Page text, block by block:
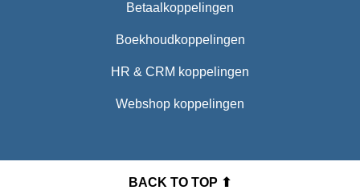
Betaalkoppelingen
Boekhoudkoppelingen
HR & CRM koppelingen
Webshop koppelingen
BACK TO TOP ⬆